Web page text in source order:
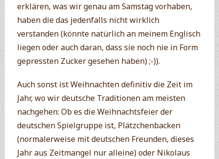
erklären, was wir genau am Samstag vorhaben,
haben die das jedenfalls nicht wirklich
verstanden (könnte natürlich an meinem Englisch
liegen oder auch daran, dass sie noch nie in Form
gepressten Zucker gesehen haben) ;-)).
Auch sonst ist Weihnachten definitiv die Zeit im
Jahr, wo wir deutsche Traditionen am meisten
nachgehen: Ob es die Weihnachtsfeier der
deutschen Spielgruppe ist, Plätzchenbacken
(normalerweise mit deutschen Freunden, dieses
Jahr aus Zeitmangel nur alleine) oder Nikolaus